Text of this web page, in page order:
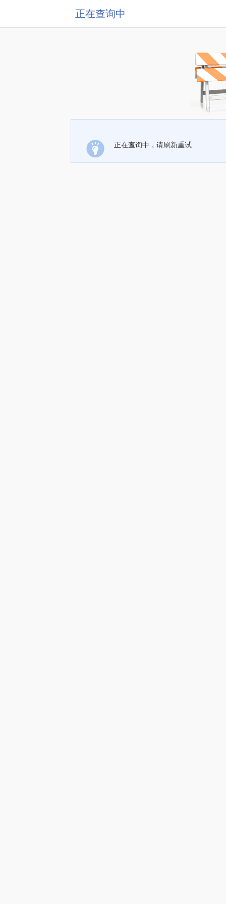
正在查询中
正在查询中，请刷新重试